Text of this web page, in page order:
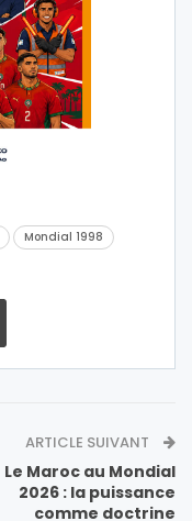
Mondial 1998
ARTICLE SUIVANT
Le Maroc au Mondial
2026 : la puissance
comme doctrine